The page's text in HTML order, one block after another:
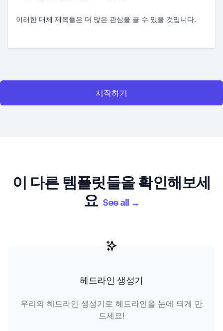
이러한 대체 제목들은 더 많은 관심을 끌 수 있을 것입니다.
시작하기
이 다른 템플릿들을 확인해보세
요 See all →
헤드라인 생성기
우리의 헤드라인 생성기로 헤드라인을 눈에 띄게 만
드세요!